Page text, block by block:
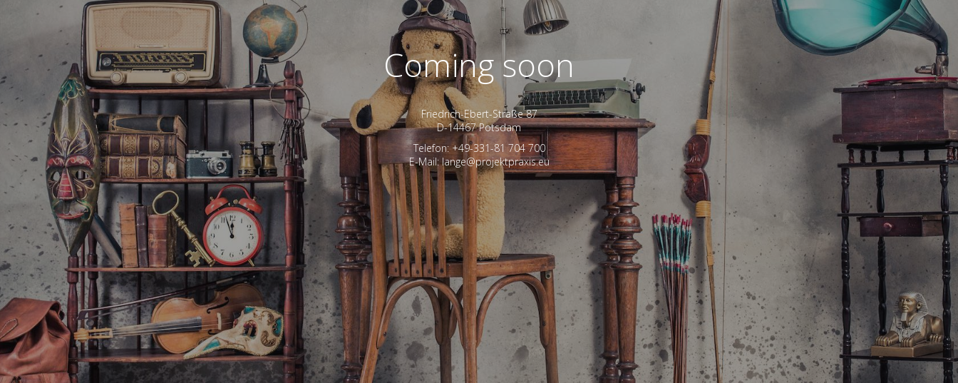
Coming soon
Friedrich-Ebert-Straße 87
D-14467 Potsdam
Telefon: +49-331-81 704 700
E-Mail: lange@projektpraxis.eu